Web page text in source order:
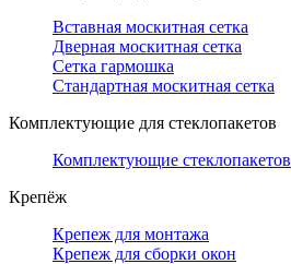
Вставная москитная сетка
Дверная москитная сетка
Сетка гармошка
Стандартная москитная сетка
Комплектующие для стеклопакетов
Комплектующие стеклопакетов
Крепёж
Крепеж для монтажа
Крепеж для сборки окон